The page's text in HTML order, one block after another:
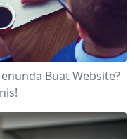
Buat Website?